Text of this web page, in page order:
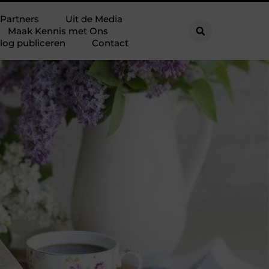
Partners
Uit de Media
Maak Kennis met Ons
publiceren
Contact